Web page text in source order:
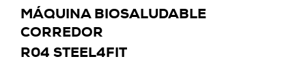
MÁQUINA BIOSALUDABLE
CORREDOR
R04 STEEL4FIT